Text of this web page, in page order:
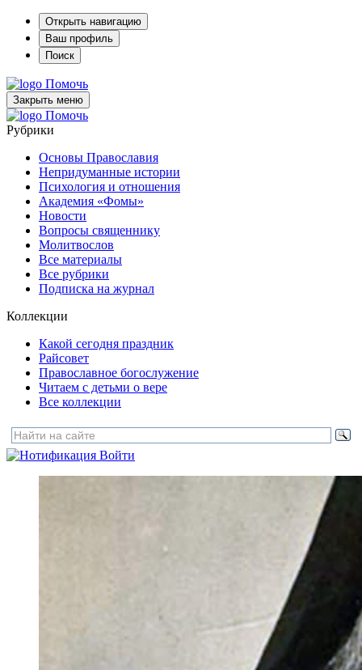
Открыть навигацию
Ваш профиль
Поиск
Помочь
Закрыть меню
Помочь
Рубрики
Основы Православия
Непридуманные истории
Психология и отношения
Академия «Фомы»
Новости
Вопросы священнику
Молитвослов
Все материалы
Все рубрики
Подписка на журнал
Коллекции
Какой сегодня праздник
Райсовет
Православное богослужение
Читаем с детьми о вере
Все коллекции
Войти